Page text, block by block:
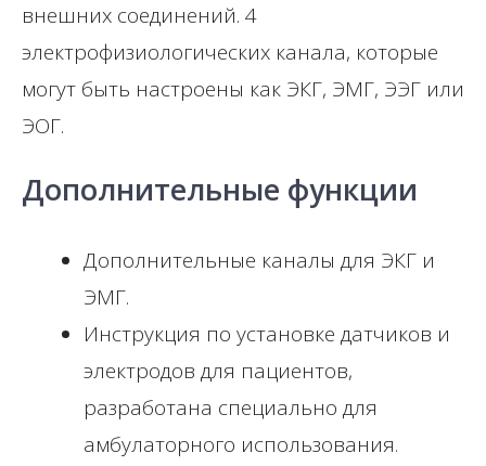
внешних соединений. 4
электрофизиологических канала, которые
могут быть настроены как ЭКГ, ЭМГ, ЭЭГ или
ЭОГ.
Дополнительные функции
Дополнительные каналы для ЭКГ и
ЭМГ.
Инструкция по установке датчиков и
электродов для пациентов,
разработана специально для
амбулаторного использования.